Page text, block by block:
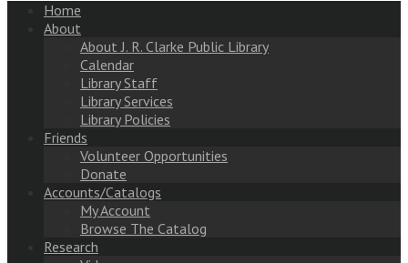
Home
About
About J. R. Clarke Public Library
Calendar
Library Staff
Library Services
Library Policies
Friends
Volunteer Opportunities
Donate
Accounts/Catalogs
My Account
Browse The Catalog
Research